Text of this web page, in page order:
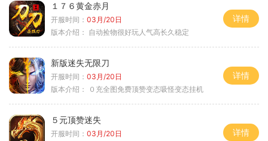
１７６黄金赤月
开服时间： 03月/20日
版本介绍： 自动捡物很好玩人气高长久稳定
详情
新版迷失无限刀
开服时间： 03月/20日
版本介绍：
０充全图免费顶赞变态吸怪变态挂机
详情
５元顶赞迷失
开服时间： 03月/20日
详情